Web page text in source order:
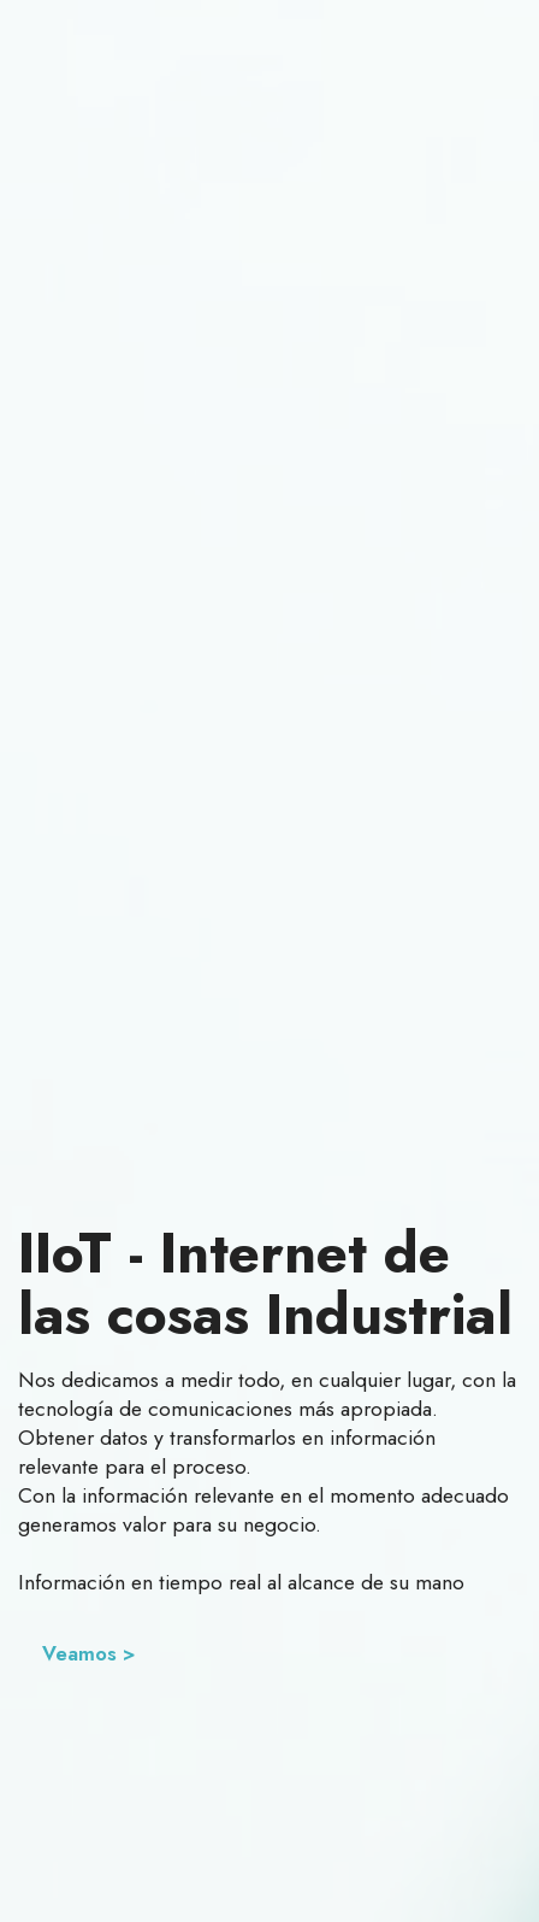
IIoT - Internet de
las cosas Industrial
Nos dedicamos a medir todo, en cualquier lugar, con la
tecnología de comunicaciones más apropiada.
Obtener datos y transformarlos en información
relevante para el proceso.
Con la información relevante en el momento adecuado
generamos valor para su negocio.
Información en tiempo real al alcance de su mano
Veamos >